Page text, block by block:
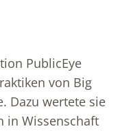
PublicEye
von Big
Dazu wertete sie
in Wissenschaft